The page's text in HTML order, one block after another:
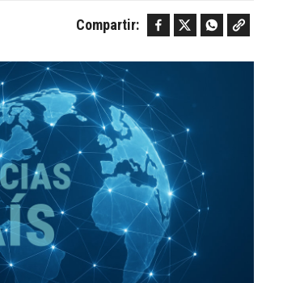
Compartir: Facebook Twitter WhatsApp Copy link